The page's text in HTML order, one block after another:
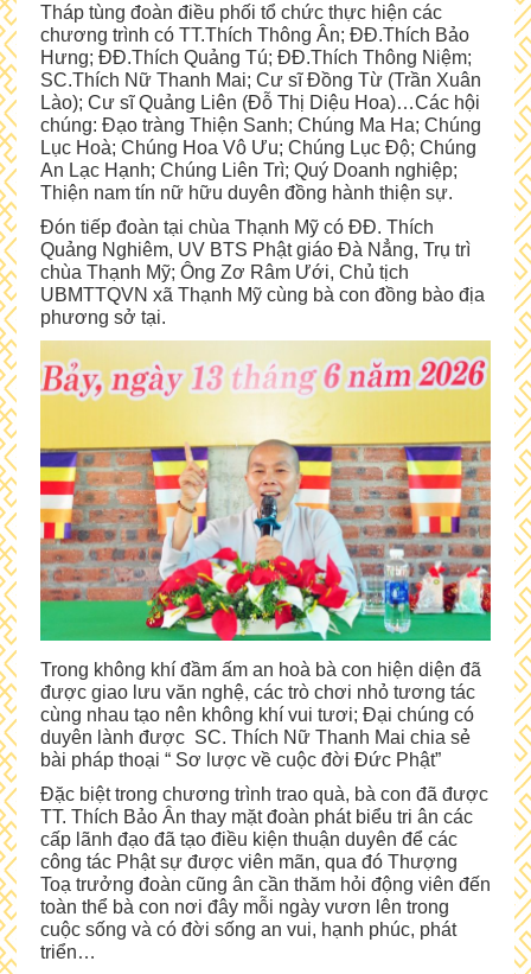
Tháp tùng đoàn điều phối tổ chức thực hiện các
chương trình có TT.Thích Thông Ân; ĐĐ.Thích Bảo
Hưng; ĐĐ.Thích Quảng Tú; ĐĐ.Thích Thông Niệm;
SC.Thích Nữ Thanh Mai; Cư sĩ Đồng Từ (Trần Xuân
Lào); Cư sĩ Quảng Liên (Đỗ Thị Diệu Hoa)…Các hội
chúng: Đạo tràng Thiện Sanh; Chúng Ma Ha; Chúng
Lục Hoà; Chúng Hoa Vô Ưu; Chúng Lục Độ; Chúng
An Lạc Hạnh; Chúng Liên Trì; Quý Doanh nghiệp;
Thiện nam tín nữ hữu duyên đồng hành thiện sự.
Đón tiếp đoàn tại chùa Thạnh Mỹ có ĐĐ. Thích
Quảng Nghiêm, UV BTS Phật giáo Đà Nẳng, Trụ trì
chùa Thạnh Mỹ; Ông Zơ Râm Ưới, Chủ tịch
UBMTTQVN xã Thạnh Mỹ cùng bà con đồng bào địa
phương sở tại.
Trong không khí đầm ấm an hoà bà con hiện diện đã
được giao lưu văn nghệ, các trò chơi nhỏ tương tác
cùng nhau tạo nên không khí vui tươi; Đại chúng có
duyên lành được SC. Thích Nữ Thanh Mai chia sẻ
bài pháp thoại “ Sơ lược về cuộc đời Đức Phật”
Đặc biệt trong chương trình trao quà, bà con đã được
TT. Thích Bảo Ân thay mặt đoàn phát biểu tri ân các
cấp lãnh đạo đã tạo điều kiện thuận duyên để các
công tác Phật sự được viên mãn, qua đó Thượng
Toạ trưởng đoàn cũng ân cần thăm hỏi động viên đến
toàn thể bà con nơi đây mỗi ngày vươn lên trong
cuộc sống và có đời sống an vui, hạnh phúc, phát
triển…